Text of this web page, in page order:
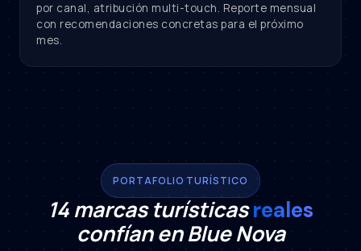
por canal, atribución multi-touch. Reporte mensual
con recomendaciones concretas para el próximo
mes.
PORTAFOLIO TURÍSTICO
14 marcas turísticasreales
confían en Blue Nova